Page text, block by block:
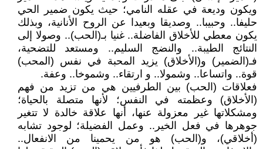
ويكون وديعة في عقله النامي؛ حيث يكون ضمير الحي
حليفا.. وحبيبا.. وصديقا وبعيدا عن الروح الأنانية، وبذلك
يكون معطي للأخلاق الفاضلة.. غنيا بـ(الحب).. وصولا إلى
النتائج الطيبة.. والنضج السليم.. ومستعد للتضحية،
فـ(الضمير) و(الأخلاق) يزيد المحبة في نفس (المحب)
قوة.. واتساعا.. وشمولا.. و ارتقاء.. وشموخا.. وعفة.
فعلاقات (الحب) بين الطرفيين هي من تزيد من فهم
(الأخلاق) وعظمته في النفس؛ لأنها متصلة بالحياة؛
ومشكلاتها غير معزولة عنها، أنها علاقة خالدة لا تتغير
جوهرها في فعل الخير.. وعمل الفضيلة؛ لوجود تشابه
(أخلاقي)، و(الحب) هو من يحمينا من الانفعال..